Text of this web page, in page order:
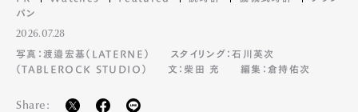
パン
2026.07.28
写真：渡邉宏基（LATERNE）
スタイリング：石川英次
（TABLEROCK STUDIO）
文：柴田 充 編集：倉持佑次
Share: